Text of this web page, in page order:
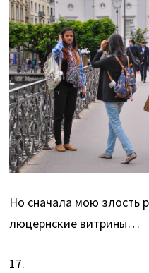
Но сначала мою злость
люцернские витрины…
17.